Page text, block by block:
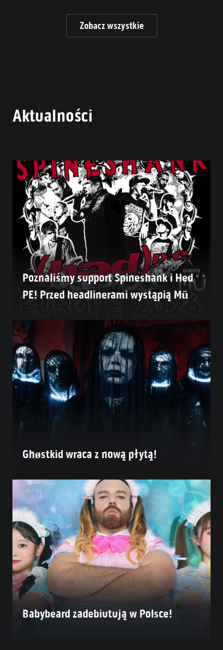
Zobacz wszystkie
Aktualności
Poznaliśmy support Spineshank i Hed
PE! Przed headlinerami wystąpią Mü
Ghøstkid wraca z nową płytą!
Babybeard zadebiutują w Polsce!